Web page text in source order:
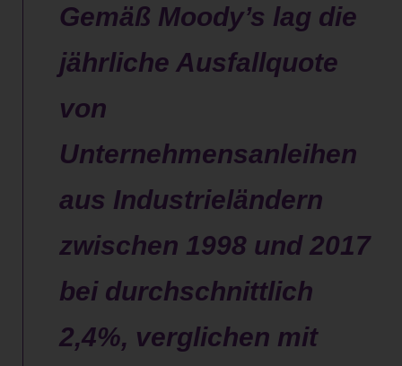
Gemäß Moody’s lag die
jährliche Ausfallquote
von
Unternehmensanleihen
aus Industrieländern
zwischen 1998 und 2017
bei durchschnittlich
2,4%, verglichen mit